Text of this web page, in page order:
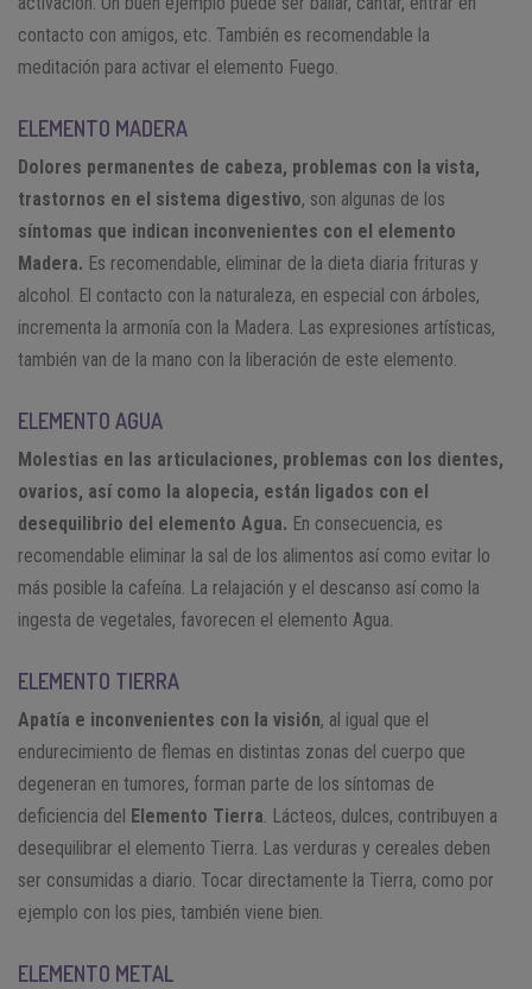
contacto con amigos, etc. También es recomendable la
meditación para activar el elemento Fuego.
ELEMENTO MADERA
Dolores permanentes de cabeza, problemas con la vista,
trastornos en el sistema digestivo, son algunas de los
síntomas que indican inconvenientes con el elemento
Madera. Es recomendable, eliminar de la dieta diaria frituras y
alcohol. El contacto con la naturaleza, en especial con árboles,
incrementa la armonía con la Madera. Las expresiones artísticas,
también van de la mano con la liberación de este elemento.
ELEMENTO AGUA
Molestias en las articulaciones, problemas con los dientes,
ovarios, así como la alopecia, están ligados con el
desequilibrio del elemento Agua. En consecuencia, es
recomendable eliminar la sal de los alimentos así como evitar lo
más posible la cafeína. La relajación y el descanso así como la
ingesta de vegetales, favorecen el elemento Agua.
ELEMENTO TIERRA
Apatía e inconvenientes con la visión, al igual que el
endurecimiento de flemas en distintas zonas del cuerpo que
degeneran en tumores, forman parte de los síntomas de
deficiencia del Elemento Tierra. Lácteos, dulces, contribuyen a
desequilibrar el elemento Tierra. Las verduras y cereales deben
ser consumidas a diario. Tocar directamente la Tierra, como por
ejemplo con los pies, también viene bien.
ELEMENTO METAL